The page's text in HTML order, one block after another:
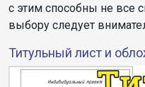
с этим способны не все
выбору следует
Титульный лист и